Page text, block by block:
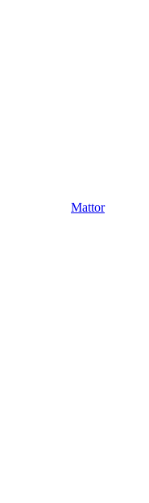
Mattor